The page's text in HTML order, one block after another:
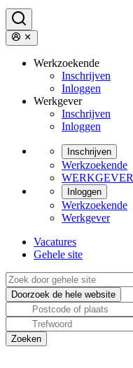
Werkzoekende
Inschrijven
Inloggen
Werkgever
Inschrijven
Inloggen
Inschrijven
Werkzoekende
WERKGEVER
Inloggen
Werkzoekende
Werkgever
Vacatures
Gehele site